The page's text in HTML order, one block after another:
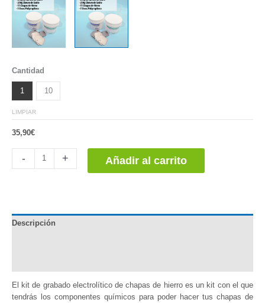
Cantidad
1 10
LIMPIAR
35,90€
-
-
Kit
#Exp4
cantidad
+ Añadir al carrito
Descripción
El kit de grabado electrolítico de chapas de hierro es un kit con el que
tendrás los componentes químicos para poder hacer tus chapas de